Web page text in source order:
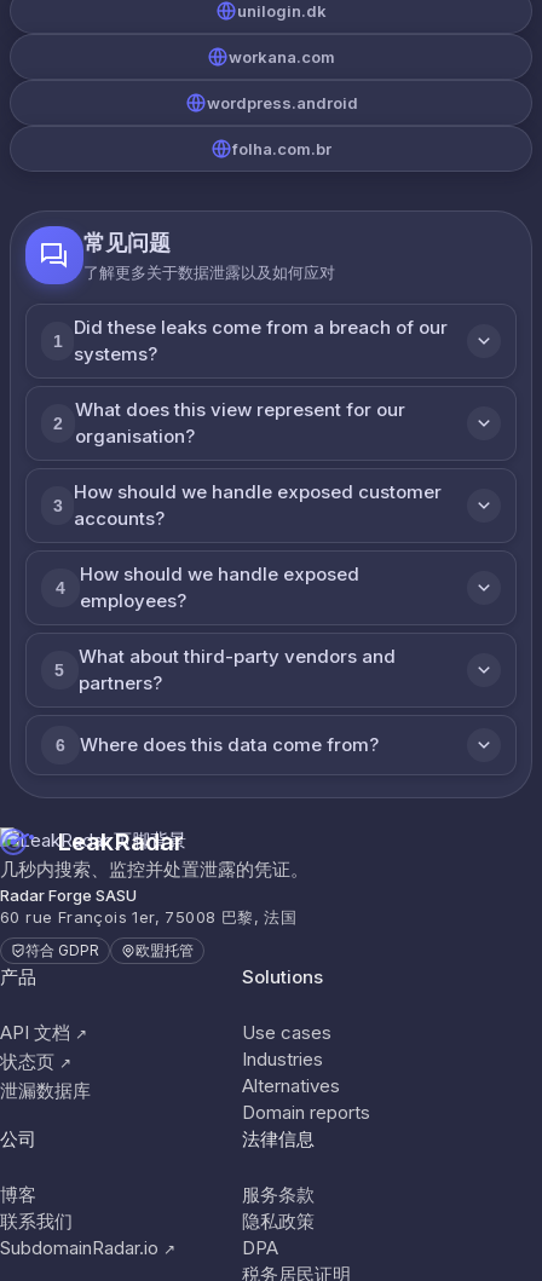
unilogin.dk
workana.com
wordpress.android
folha.com.br
常见问题
了解更多关于数据泄露以及如何应对
1
Did these leaks come from a breach of our
systems?
2
What does this view represent for our
organisation?
3
How should we handle exposed customer
accounts?
4
How should we handle exposed
employees?
5
What about third-party vendors and
partners?
6 Where does this data come from?
LeakRadar
几秒内搜索、监控并处置泄露的凭证。
Radar Forge SASU
60 rue François 1er, 75008 巴黎, 法国
符合 GDPR 欧盟托管
产品
API 文档 ↗
状态页 ↗
泄漏数据库
Solutions
Use cases
Industries
Alternatives
Domain reports
公司
博客
联系我们
SubdomainRadar.io ↗
法律信息
服务条款
隐私政策
DPA
税务居民证明